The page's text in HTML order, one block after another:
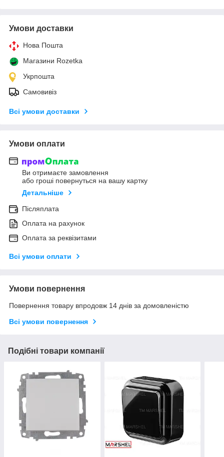
Умови доставки
Нова Пошта
Магазини Rozetka
Укрпошта
Самовивіз
Всі умови доставки
Умови оплати
Ви отримаєте замовлення
або гроші повернуться на вашу картку
Детальніше
Післяплата
Оплата на рахунок
Оплата за реквізитами
Всі умови оплати
Умови повернення
Повернення товару впродовж 14 днів за домовленістю
Всі умови повернення
Подібні товари компанії